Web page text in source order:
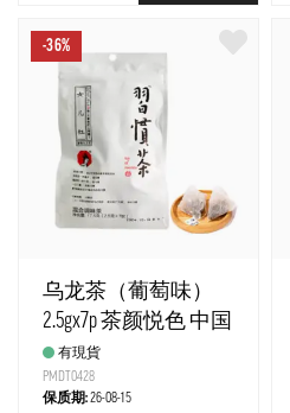
-36%
乌龙茶（葡萄味）
2.5gx7p 茶颜悦色 中国
有現貨
PMDT0428
保质期:26-08-15